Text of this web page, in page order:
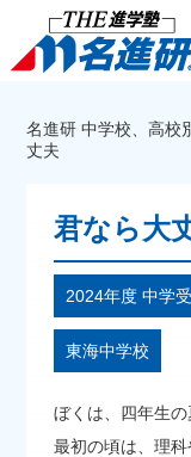
名進研 中学校、高校
丈夫
君なら大
2024年度 中学
東海中学校
ぼくは、四年生の
最初の頃は、理